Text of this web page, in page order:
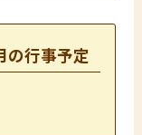
の行事予定